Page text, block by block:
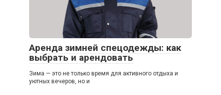
Аренда зимней спецодежды: как
выбрать и арендовать
Зима — это не только время для активного отдыха и
уютных вечеров, но и